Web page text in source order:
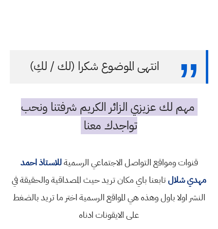
انتهى الموضوع شكرا (لك / لكِ)
مهم لك عزيزي الزائر الكريم شرفتنا ونحب
تواجدك معنا
قنوات ومواقع التواصل الاجتماعي الرسميةللاستاذ احمد
مهدي شلالتابعنا باي مكان تريد حيث المصداقية والحقيقة في
النشر اولا باول وهذه هي المواقع الرسمية اختر ما تريد بالضغط
على الايقونات ادناه